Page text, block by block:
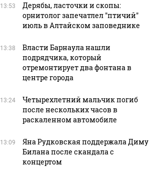
13:53
Дерябы, ласточки и скопы:
орнитолог запечатлел "птичий"
июль в Алтайском заповеднике
13:38
Власти Барнаула нашли
подрядчика, который
отремонтирует два фонтана в
центре города
13:24
Четырехлетний мальчик погиб
после нескольких часов в
раскаленном автомобиле
13:09
Яна Рудковская поддержала Диму
Билана после скандала с
концертом